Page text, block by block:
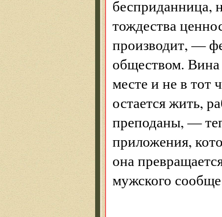
бесприданница,
тождества
производит, —
обществом. Вина
месте и не в тот
остается жить,
преподаны, —
приложения,
она
мужского